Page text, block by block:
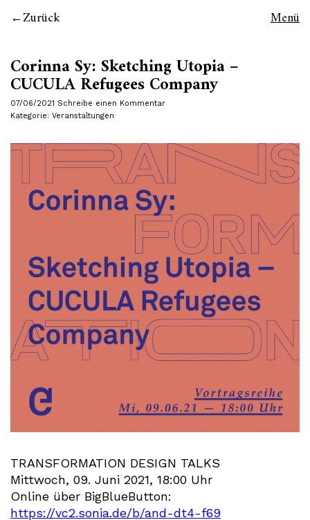
Zurück Menü
Corinna Sy: Sketching Utopia –
CUCULA Refugees Company
07/06/2021 Schreibe einen Kommentar
Kategorie: Veranstaltungen
TRANSFORMATION DESIGN TALKS
Mittwoch, 09. Juni 2021, 18:00 Uhr
Online über BigBlueButton:
https://vc2.sonia.de/b/and-dt4-f69